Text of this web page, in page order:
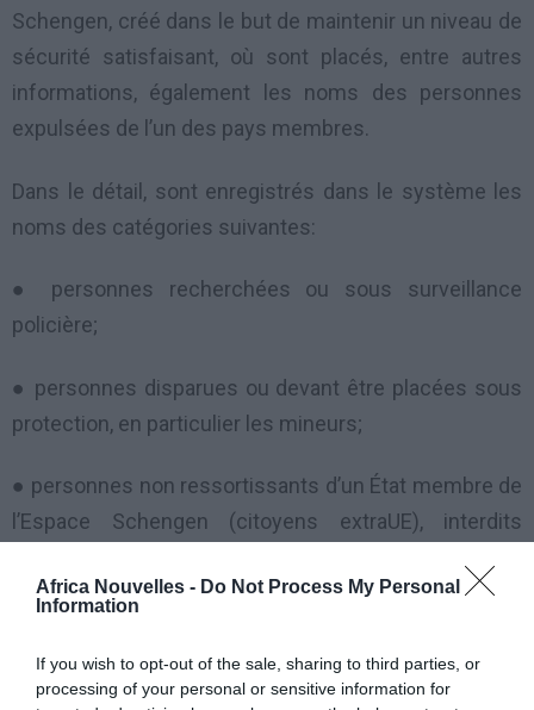
Africa Nouvelles - Do Not Process My Personal
Information
If you wish to opt-out of the sale, sharing to third parties, or
processing of your personal or sensitive information for
Schengen, créé dans le but de maintenir un niveau de
sécurité satisfaisant, où sont placés, entre autres
informations, également les noms des personnes
expulsées de l’un des pays membres.
Dans le détail, sont enregistrés dans le système les
noms des catégories suivantes:
● personnes recherchées ou sous surveillance
policière;
● personnes disparues ou devant être placées sous
protection, en particulier les mineurs;
● personnes non ressortissants d’un État membre de
l’Espace Schengen (citoyens extraUE), interdits
Pour assurer la sécurité des données, aux intéressés
(citoyens UE ou extraUE), sont reconnus les droits
suivants: